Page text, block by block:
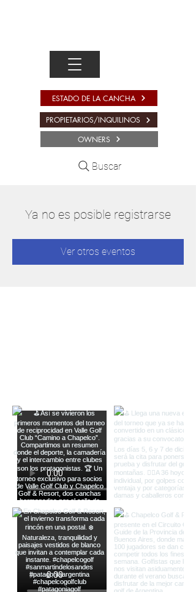
OWNERS
ESTADO DE LA CANCHA
PROPIETARIOS/INQUILINOS
Buscar
Ya no es posible registrarse
Ver otros eventos